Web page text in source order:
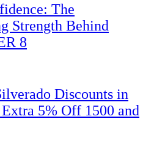
The
Strength Behind
8
Discounts in
5% Off 1500 and